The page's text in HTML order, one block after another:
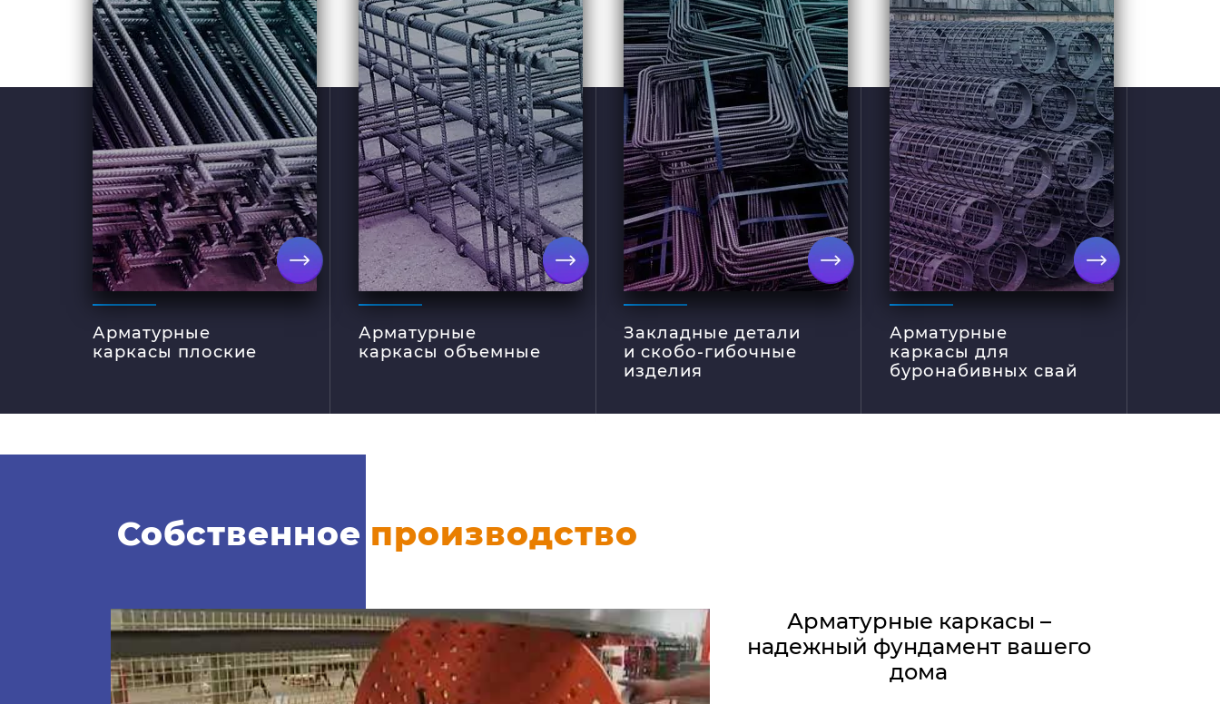
железобетонных
конструкций – это
ответственная
процедура, к которой
необходимо
подходить с особой
осторожностью.
Требуется правильно
выбрать материал для
усиления. Арматурные
каркасы плоские – это
наилучший вариант
для укрепления любых
железобетонных
объектов.
подробнее
Арматурные
каркасы плоские
зданий и сооружений
можно использовать
объемные каркасы.
Они обеспечивают не
только высокую
прочность ЖБ
конструкции, но и
значительно экономят
время и силы.
Объемный каркас из
арматуры можно
применять для
усиления фундамента,
плит перекрытий и
других монолитных
блоков, которые будут
тяжелых условиях.
подробнее
Арматурные
каркасы объемные
является важным
процессом при
строительстве зданий
промышленного и
жилого назначения.
Скобо-гибочные
изделия используются
для сборки
армирующих
конструкций. Они
делают конструкцию
более прочной и
устойчивой. Поэтому
без них не обойтись
на любом
строительном
подробнее
Закладные детали
и скобо-гибочные
изделия
многоэтажных жилых
домов или массивных
производственных
помещений
выполняется на
свайном фундаменте с
применением
буронабивных свай.
Для того чтобы свая
была прочной и
долговечной у нее
должен быть
качественный
металлический
каркас. Каркасы бнс
сейчас становятся
обладают высокими
показателями
прочности и высоким
подробнее
Арматурные
каркасы для
буронабивных свай
Собственное производство
Арматурные каркасы –
надежный фундамент вашего
дома